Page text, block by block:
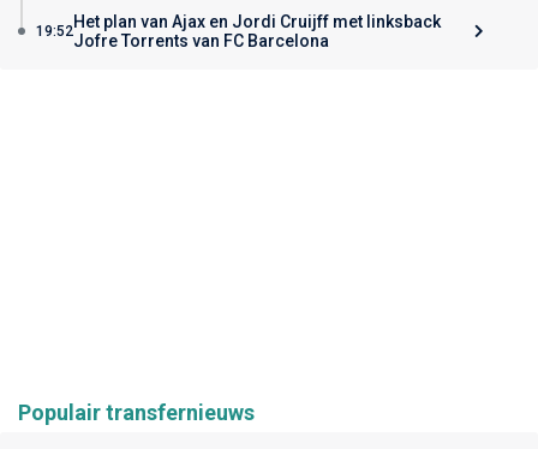
19:52Het plan van Ajax en Jordi Cruijff met linksback
Jofre Torrents van FC Barcelona
Populair transfernieuws